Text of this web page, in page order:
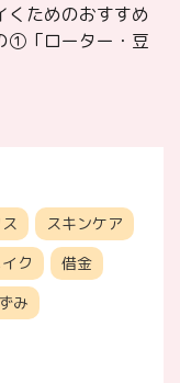
くためのおすすめ
①「ローター・豆
スキンケア
イク
借金
み